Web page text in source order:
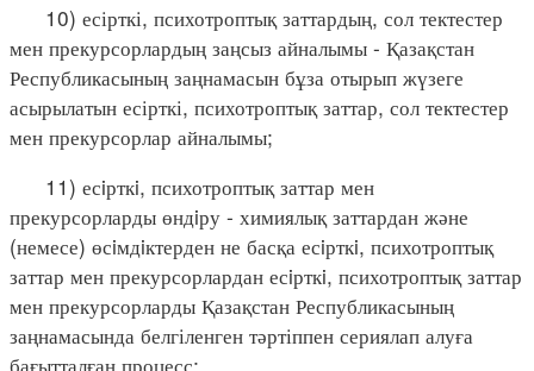
10) есірткі, психотроптық заттардың, сол тектестер
мен прекурсорлардың заңсыз айналымы - Қазақстан
Республикасының заңнамасын бұза отырып жүзеге
асырылатын есірткі, психотроптық заттар, сол тектестер
мен прекурсорлар айналымы;
11) есiрткi, психотроптық заттар мен
прекурсорларды өндiру - химиялық заттардан және
(немесе) өсiмдiктерден не басқа есiрткi, психотроптық
заттар мен прекурсорлардан есiрткi, психотроптық заттар
мен прекурсорларды Қазақстан Республикасының
заңнамасында белгіленген тәртіппен сериялап алуға
бағытталған процесс;